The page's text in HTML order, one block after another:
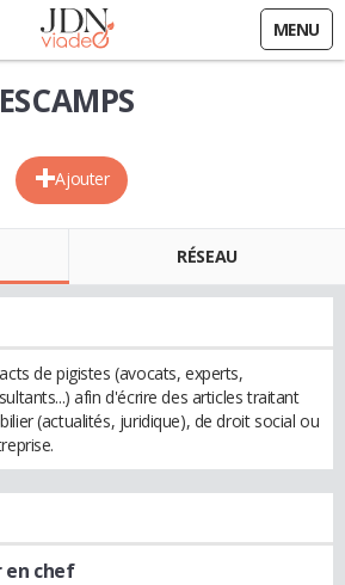
MENU
Ajouter
RÉSEAU
de pigistes (avocats, experts,
afin d'écrire des articles traitant
(actualités, juridique), de droit social ou
en chef